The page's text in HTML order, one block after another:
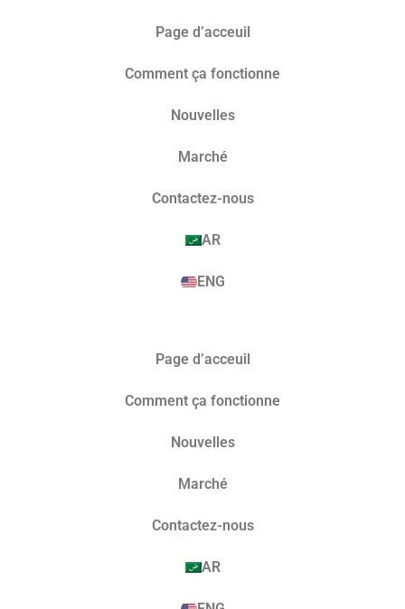
Page d’acceuil
Comment ça fonctionne
Nouvelles
Marché​
Contactez-nous
AR
ENG
Page d’acceuil
Comment ça fonctionne
Nouvelles
Marché​
Contactez-nous
AR